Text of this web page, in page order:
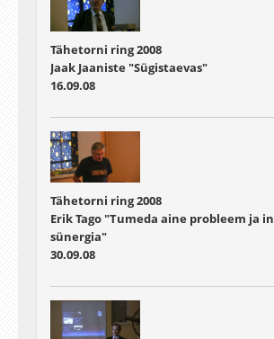
Tähetorni ring 2008
Jaak Jaaniste "Sügistaevas"
16.09.08
Tähetorni ring 2008
Erik Tago "Tumeda aine probleem ja
sünergia"
30.09.08